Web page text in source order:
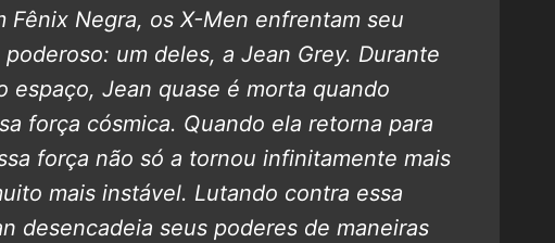
Fênix Negra, os X-Men enfrentam seu
um deles, a Jean Grey. Durante
espaço, Jean quase é morta quando
força cósmica. Quando ela retorna para
força não só a tornou infinitamente mais
mais instável. Lutando contra essa
desencadeia seus poderes de maneiras